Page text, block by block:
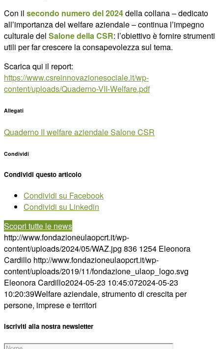
Con il secondo numero del 2024della collana – dedicato
all’importanza del welfare aziendale – continua l’impegno
culturale del Salone della CSR: l’obiettivo è fornire strumenti
utili per far crescere la consapevolezza sul tema.
Scarica qui il report:
https://www.csreinnovazionesociale.it/wp-
content/uploads/Quaderno-VII-Welfare.pdf
Allegati
Quaderno II welfare aziendale Salone CSR
Condividi
Condividi questo articolo
Condividi su Facebook
Condividi su Linkedin
Scopri tutte le news
http://www.fondazioneulaopcrt.it/wp-
content/uploads/2024/05/WAZ.jpg 836 1254 Eleonora
Cardillo http://www.fondazioneulaopcrt.it/wp-
content/uploads/2019/11/fondazione_ulaop_logo.svg
Eleonora Cardillo2024-05-23 10:45:072024-05-23
10:20:39Welfare aziendale, strumento di crescita per
persone, imprese e territori
Iscriviti alla nostra newsletter